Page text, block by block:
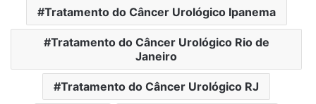
Tratamento do Câncer Urológico Ipanema
Tratamento do Câncer Urológico Rio de
Janeiro
Tratamento do Câncer Urológico RJ